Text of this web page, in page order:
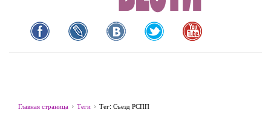
Главная страница Теги Тег: Съезд РСПП